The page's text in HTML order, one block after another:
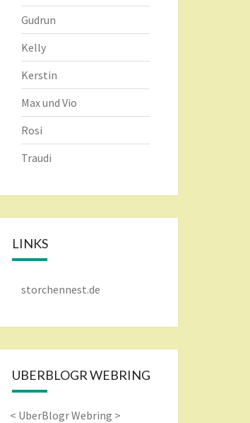
Gudrun
Kelly
Kerstin
Max und Vio
Rosi
Traudi
LINKS
storchennest.de
UBERBLOGR WEBRING
< UberBlogr Webring >